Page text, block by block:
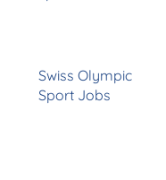
Swiss Olympic
Sport Jobs